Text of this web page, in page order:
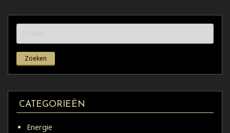
naar:
CATEGORIEËN
Energie